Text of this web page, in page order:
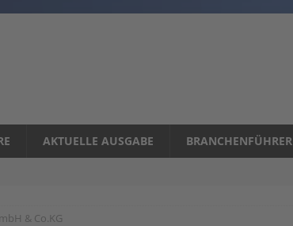
AKTUELLE AUSGABE BRANCHENFÜHRER
& Co.KG